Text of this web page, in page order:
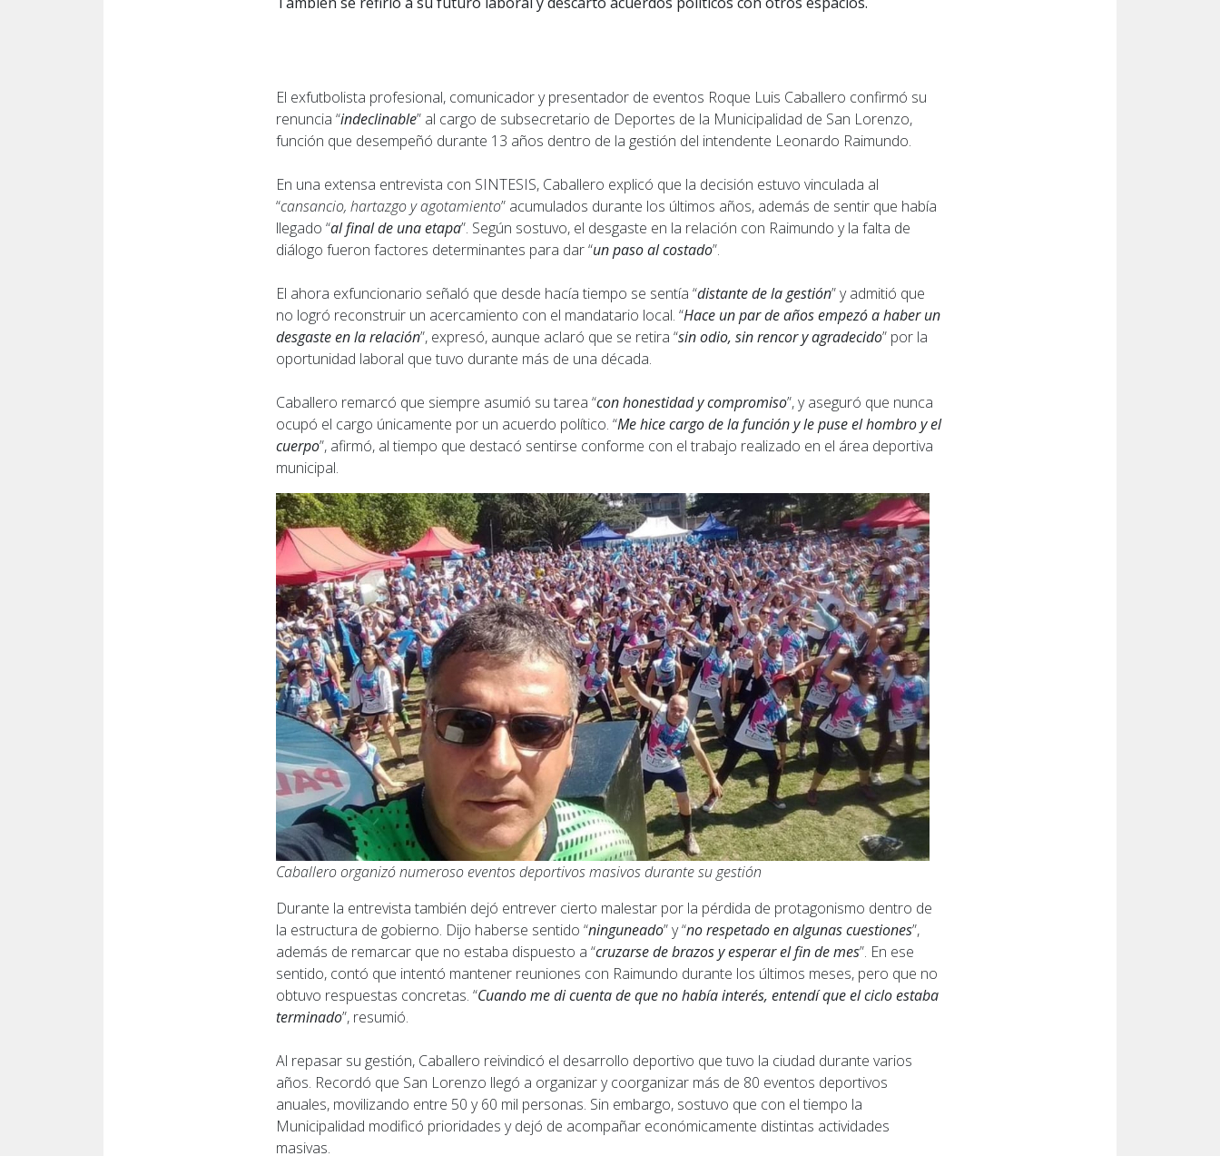
El exfutbolista profesional, comunicador y presentador de eventos Roque Luis Caballero confirmó su
renuncia “indeclinable” al cargo de subsecretario de Deportes de la Municipalidad de San Lorenzo,
función que desempeñó durante 13 años dentro de la gestión del intendente Leonardo Raimundo.
En una extensa entrevista con SINTESIS, Caballero explicó que la decisión estuvo vinculada al
“cansancio, hartazgo y agotamiento” acumulados durante los últimos años, además de sentir que había
llegado “al final de una etapa”. Según sostuvo, el desgaste en la relación con Raimundo y la falta de
diálogo fueron factores determinantes para dar “un paso al costado”.
El ahora exfuncionario señaló que desde hacía tiempo se sentía “distante de la gestión” y admitió que
no logró reconstruir un acercamiento con el mandatario local. “Hace un par de años empezó a haber un
desgaste en la relación”, expresó, aunque aclaró que se retira “sin odio, sin rencor y agradecido” por la
oportunidad laboral que tuvo durante más de una década.
Caballero remarcó que siempre asumió su tarea “con honestidad y compromiso”, y aseguró que nunca
ocupó el cargo únicamente por un acuerdo político. “Me hice cargo de la función y le puse el hombro y el
cuerpo”, afirmó, al tiempo que destacó sentirse conforme con el trabajo realizado en el área deportiva
municipal.
Caballero organizó numeroso eventos deportivos masivos durante su gestión
Durante la entrevista también dejó entrever cierto malestar por la pérdida de protagonismo dentro de
la estructura de gobierno. Dijo haberse sentido “ninguneado” y “no respetado en algunas cuestiones”,
además de remarcar que no estaba dispuesto a “cruzarse de brazos y esperar el fin de mes”. En ese
sentido, contó que intentó mantener reuniones con Raimundo durante los últimos meses, pero que no
obtuvo respuestas concretas. “Cuando me di cuenta de que no había interés, entendí que el ciclo estaba
terminado”, resumió.
Al repasar su gestión, Caballero reivindicó el desarrollo deportivo que tuvo la ciudad durante varios
años. Recordó que San Lorenzo llegó a organizar y coorganizar más de 80 eventos deportivos
anuales, movilizando entre 50 y 60 mil personas. Sin embargo, sostuvo que con el tiempo la
Municipalidad modificó prioridades y dejó de acompañar económicamente distintas actividades
masivas.